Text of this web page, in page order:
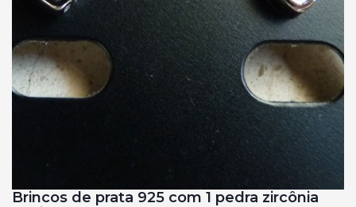
Brincos de prata 925 com 1 pedra zircônia